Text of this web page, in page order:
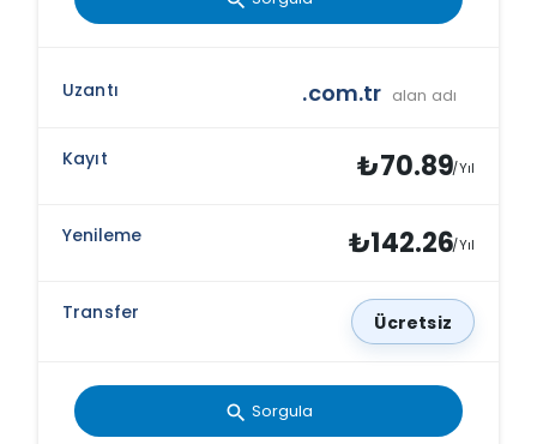
.com.tr alan adı
₺70.89/Yıl
₺142.26/Yıl
Ücretsiz
search Sorgula